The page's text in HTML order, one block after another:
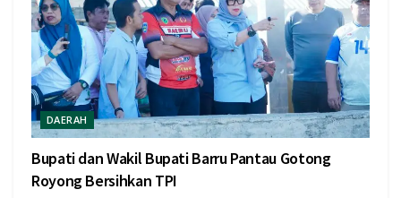
DAERAH
Bupati dan Wakil Bupati Barru Pantau Gotong
Royong Bersihkan TPI